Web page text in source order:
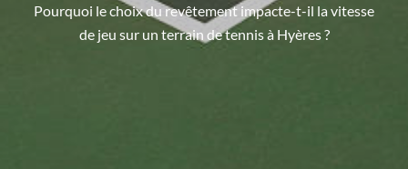
Pourquoi le choix du revêtement impacte-t-il la vitesse
de jeu sur un terrain de tennis à Hyères ?